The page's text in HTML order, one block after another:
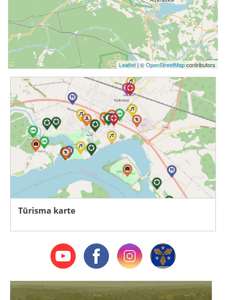
Leaflet | ©OpenStreetMapcontributors
Tūrisma karte